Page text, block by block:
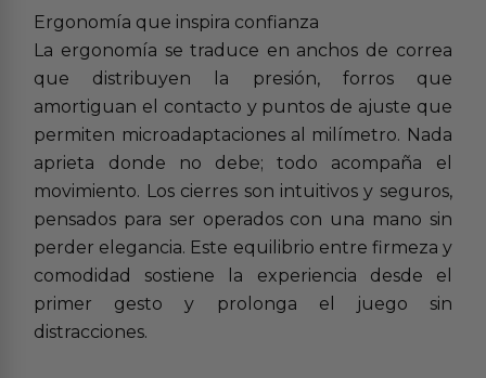
Ergonomía que inspira confianza
La ergonomía se traduce en anchos de correa
que distribuyen la presión, forros que
amortiguan el contacto y puntos de ajuste que
permiten microadaptaciones al milímetro. Nada
aprieta donde no debe; todo acompaña el
movimiento. Los cierres son intuitivos y seguros,
pensados para ser operados con una mano sin
perder elegancia. Este equilibrio entre firmeza y
comodidad sostiene la experiencia desde el
primer gesto y prolonga el juego sin
distracciones.